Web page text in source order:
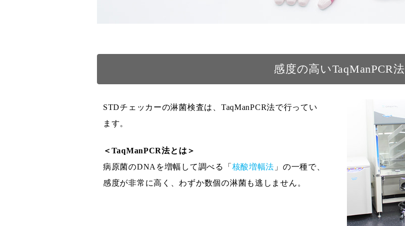
感度の高いTaqManPCR法
STDチェッカーの淋菌検査は、TaqManPCR法で行ってい
ます。
＜TaqManPCR法とは＞
病原菌のDNAを増幅して調べる「 核酸増幅法 」の一種で、
感度が非常に高く、わずか数個の淋菌も逃しません。